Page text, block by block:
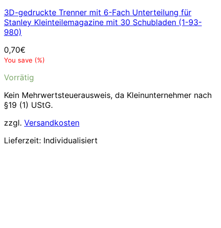
3D-gedruckte Trenner mit 6-Fach Unterteilung für
Stanley Kleinteilemagazine mit 30 Schubladen (1-93-
980)
0,70€
You save (%)
Vorrätig
Kein Mehrwertsteuerausweis, da Kleinunternehmer nach
§19 (1) UStG.
zzgl. Versandkosten
Lieferzeit: Individualisiert